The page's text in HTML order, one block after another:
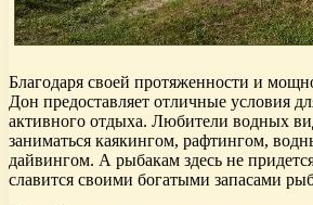
Благодаря своей протяженности и
Дон предоставляет отличные условия
активного отдыха. Любители водных
заниматься каякингом, рафтингом,
дайвингом. А рыбакам здесь не
славится своими богатыми запасами